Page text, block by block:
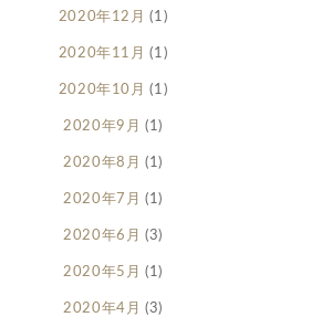
2020年12月 (1)
2020年11月 (1)
2020年10月 (1)
2020年9月 (1)
2020年8月 (1)
2020年7月 (1)
2020年6月 (3)
2020年5月 (1)
2020年4月 (3)